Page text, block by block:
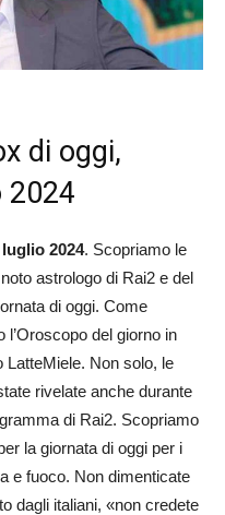
di oggi,
2024
2024. Scopriamo le
astrologo di Rai2 e del
di oggi. Come
del giorno in
LatteMiele. Non solo, le
rivelate anche durante
di Rai2. Scopriamo
la giornata di oggi per i
e fuoco. Non dimenticate
dagli italiani, «non credete